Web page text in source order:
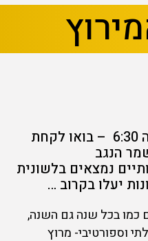
שבת 26 למאי החל מהשעה 6:30 – בואו לקחת
הנגב
נמצאים בלשונית
יעלו בקרוב …
כמו בכל שנה גם השנה,
וספורטיבי- מרוץ